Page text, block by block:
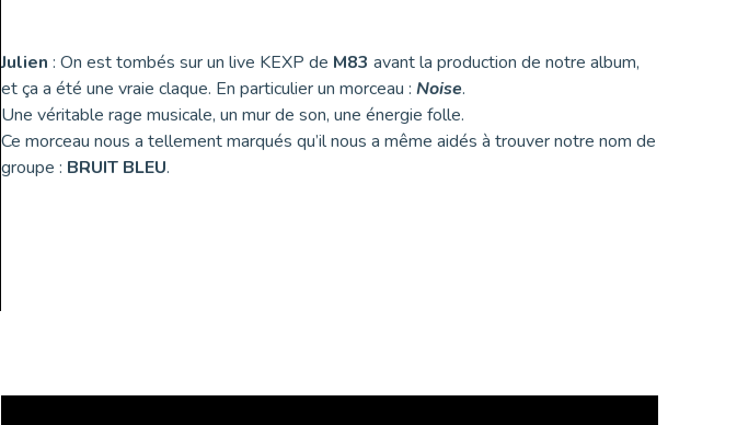
Julien : On est tombés sur un live KEXP de M83 avant la production de notre album,
et ça a été une vraie claque. En particulier un morceau : Noise.
Une véritable rage musicale, un mur de son, une énergie folle.
Ce morceau nous a tellement marqués qu’il nous a même aidés à trouver notre nom de
groupe : BRUIT BLEU.